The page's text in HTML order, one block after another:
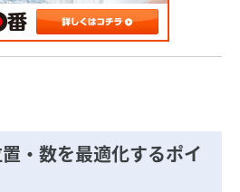
・数を最適化するポイ